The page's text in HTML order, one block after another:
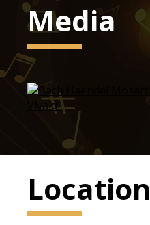
Media
Location